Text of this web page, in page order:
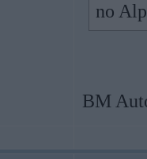
no
BM